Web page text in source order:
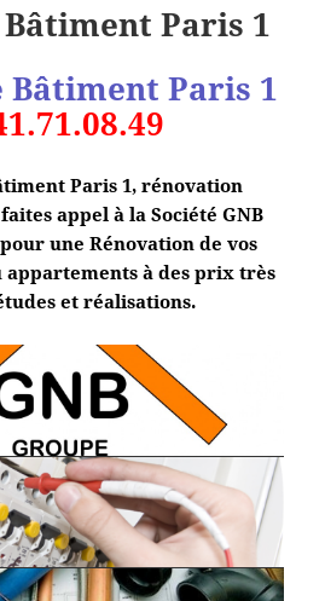
Paris 1
Paris 1
Paris 1, rénovation
appel à la Société GNB
une Rénovation de vos
appartements à des prix très
et réalisations.